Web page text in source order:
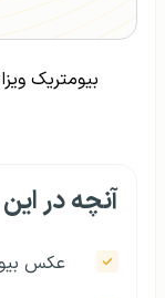
بیومتریک
آنچه در
عکس